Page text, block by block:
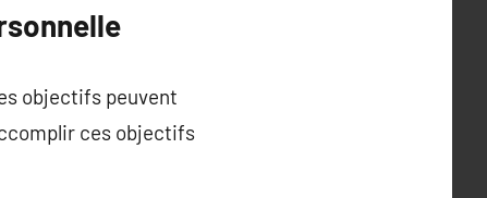
objectifs peuvent
ces objectifs